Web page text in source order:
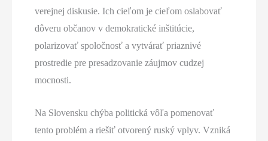
verejnej diskusie. Ich cieľom je cieľom oslabovať
dôveru občanov v demokratické inštitúcie,
polarizovať spoločnosť a vytvárať priaznivé
prostredie pre presadzovanie záujmov cudzej
mocnosti.
Na Slovensku chýba politická vôľa pomenovať
tento problém a riešiť otvorený ruský vplyv. Vzniká